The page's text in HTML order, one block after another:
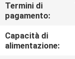
CASI
Termini di
pagamento:
Capacità di
alimentazione: